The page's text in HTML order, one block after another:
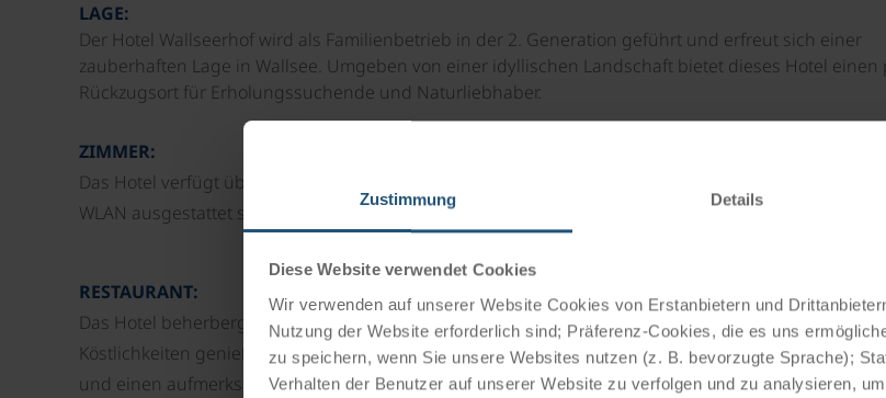
Zustimmung Details
Diese Website verwendet Cookies
Wir verwenden auf unserer Website Cookies von Erstanbietern und
Nutzung der Website erforderlich sind; Präferenz-Cookies, die es uns
zu speichern, wenn Sie unsere Websites nutzen (z. B. bevorzugte Sprache);
Verhalten der Benutzer auf unserer Website zu verfolgen und zu analysieren,
LAGE:
Der Hotel Wallseerhof wird als Familienbetrieb in der 2. Generation geführt und erfreut sich einer
zauberhaften Lage in Wallsee. Umgeben von einer idyllischen Landschaft bietet dieses Hotel einen
Rückzugsort für Erholungssuchende und Naturliebhaber.
ZIMMER:
Das Hotel verfügt über 8 Doppel- und 4 Einzelzimmer, welche mit Dusche/WC, Flachbild-TV und
WLAN ausgestattet sind. Sie sind elegant eingerichtet und bieten einen Blick auf die umliegende
RESTAURANT:
Das Hotel beherbergt ein hervorragendes Restaurant, in dem Gäste regionale und internationale
Köstlichkeiten genießen können. Die kulinarischen Genüsse werden durch eine erlesene Auswahl
und einen aufmerksamen Service vervollkommnet. Die ruhige Atmosphäre des Restaurants ist